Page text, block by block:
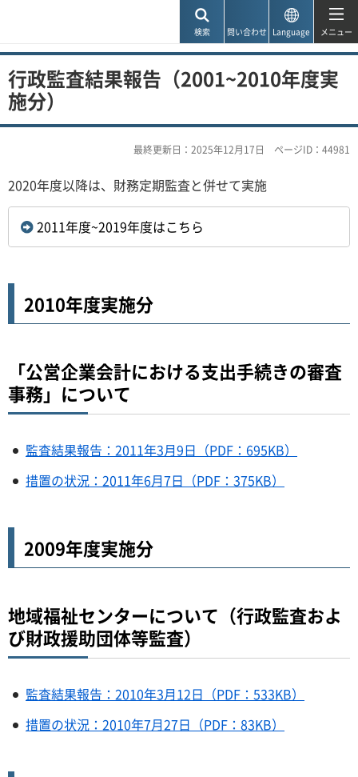
検索 問い合わせ Language メニュー
行政監査結果報告（2001~2010年度実
施分）
最終更新日：2025年12月17日 ページID：44981
2020年度以降は、財務定期監査と併せて実施
2011年度~2019年度はこちら
2010年度実施分
「公営企業会計における支出手続きの審査
事務」について
監査結果報告：2011年3月9日（PDF：695KB）
措置の状況：2011年6月7日（PDF：375KB）
2009年度実施分
地域福祉センターについて（行政監査およ
び財政援助団体等監査）
監査結果報告：2010年3月12日（PDF：533KB）
措置の状況：2010年7月27日（PDF：83KB）